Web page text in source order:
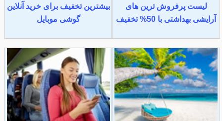
لیست پرفروش ترین های
آرایشی بهداشتی با 50% تخفیف
بیشترین تخفیف برای خرید آنلاین
گوشی موبایل